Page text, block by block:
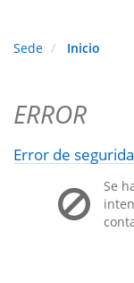
Sede Inicio
ERROR
Error de
Se